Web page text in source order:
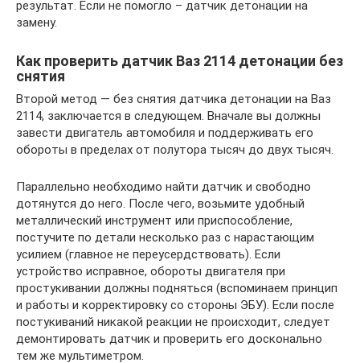
результат. Если не помогло – датчик детонации на
замену.
Как проверить датчик Ваз 2114 детонации без
снятия
Второй метод — без снятия датчика детонации на Ваз
2114, заключается в следующем. Вначале вы должны
завести двигатель автомобиля и поддерживать его
обороты в пределах от полутора тысяч до двух тысяч.
Параллельно необходимо найти датчик и свободно
дотянутся до него. После чего, возьмите удобный
металлический инструмент или приспособление,
постучите по детали несколько раз с нарастающим
усилием (главное не переусердствовать). Если
устройство исправное, обороты двигателя при
простукивании должны подняться (вспоминаем принцип
и работы и корректировку со стороны ЭБУ). Если после
постукиваний никакой реакции не происходит, следует
демонтировать датчик и проверить его досконально
тем же мультиметром.